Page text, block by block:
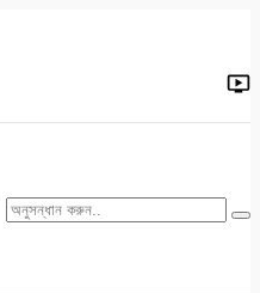
খেলাধুলা জাতীয় যশোর